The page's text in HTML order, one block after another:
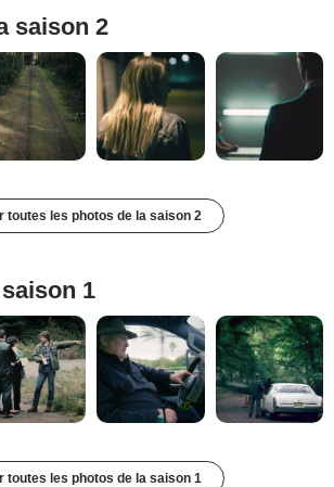
saison 2
toutes les photos de la saison 2
1
toutes les photos de la saison 1